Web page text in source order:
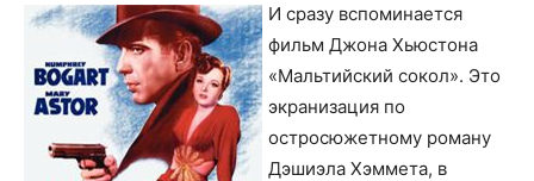
И сразу вспоминается
фильм Джона Хьюстона
«Мальтийский сокол». Это
экранизация по
остросюжетному роману
Дэшиэла Хэммета, в